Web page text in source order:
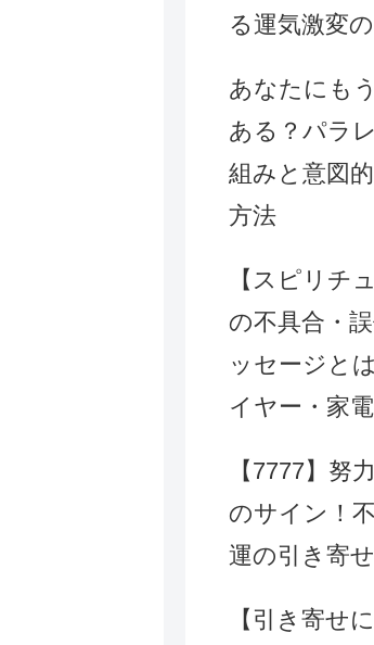
る運気激変
あなたにも
ある？パラ
組みと意図
方法
【スピリチ
の不具合・
ッセージと
イヤー・家
【7777】努
のサイン！
運の引き寄せ
【引き寄せ